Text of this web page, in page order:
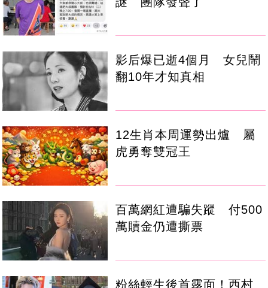
影后爆已逝4個月 女兒鬧
翻10年才知真相
12生肖本周運勢出爐 屬
虎勇奪雙冠王
百萬網紅遭騙失蹤 付500
萬贖金仍遭撕票
粉絲輕生後首露面！西村